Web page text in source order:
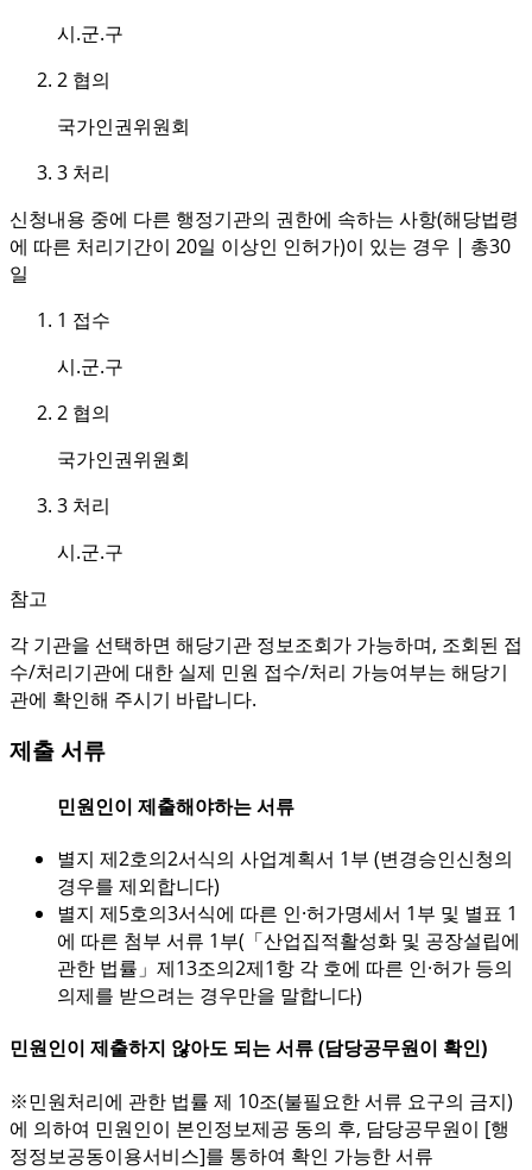
시.군.구
2 협의
국가인권위원회
3 처리
신청내용 중에 다른 행정기관의 권한에 속하는 사항(해당법령
에 따른 처리기간이 20일 이상인 인허가)이 있는 경우 | 총30
일
1 접수
시.군.구
2 협의
국가인권위원회
3 처리
시.군.구
참고
각 기관을 선택하면 해당기관 정보조회가 가능하며, 조회된 접
수/처리기관에 대한 실제 민원 접수/처리 가능여부는 해당기
관에 확인해 주시기 바랍니다.
제출 서류
민원인이 제출해야하는 서류
별지 제2호의2서식의 사업계획서 1부 (변경승인신청의
경우를 제외합니다)
별지 제5호의3서식에 따른 인·허가명세서 1부 및 별표 1
에 따른 첨부 서류 1부(「산업집적활성화 및 공장설립에
관한 법률」제13조의2제1항 각 호에 따른 인·허가 등의
의제를 받으려는 경우만을 말합니다)
민원인이 제출하지 않아도 되는 서류 (담당공무원이 확인)
※민원처리에 관한 법률 제 10조(불필요한 서류 요구의 금지)
에 의하여 민원인이 본인정보제공 동의 후, 담당공무원이 [행
정정보공동이용서비스]를 통하여 확인 가능한 서류